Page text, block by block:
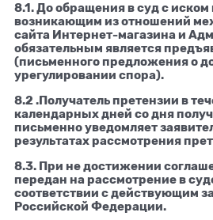
8.1. До обращения в суд с
возникающим из отношений
сайта Интернет-магазина и
обязательным является
(письменного предложения о
урегулировании спора).
8.2 .Получатель претензии в
календарных дней со дня
письменно уведомляет
результатах рассмотрения
8.3. При не достижении
передан на рассмотрение в
соответствии с действующим
Российской Федерации.